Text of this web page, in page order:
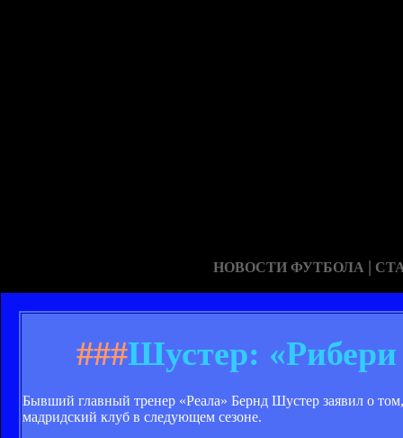
НОВОСТИ ФУТБОЛА |
###Шустер: «Рибери
Бывший главный тренер «Реала» Бернд Шустер заявил о
мадридский клуб в следующем сезоне.